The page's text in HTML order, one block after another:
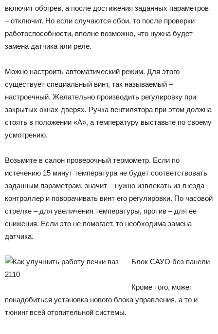
включит обогрев, а после достижения заданных параметров
– отключит. Но если случаются сбои, то после проверки
работоспособности, вполне возможно, что нужна будет
замена датчика или реле.
Можно настроить автоматический режим. Для этого
существует специальный винт, так называемый –
настроечный. Желательно производить регулировку при
закрытых окнах-дверях. Ручка вентилятора при этом должна
стоять в положении «А», а температуру выставьте по своему
усмотрению.
Возьмите в салон проверочный термометр. Если по
истечению 15 минут температура не будет соответствовать
заданным параметрам, значит – нужно извлекать из гнезда
контроллер и поворачивать винт его регулировки. По часовой
стрелке – для увеличения температуры, против – для ее
снижения. Если это не помогает, то необходима замена
датчика.
Блок САУО без панели
Кроме того, может
понадобиться установка нового блока управления, а то и
тюнинг всей отопительной системы.